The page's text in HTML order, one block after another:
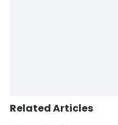
Related Articles